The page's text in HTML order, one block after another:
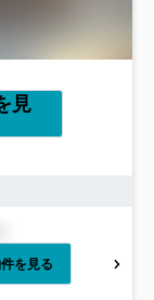
見
を見る